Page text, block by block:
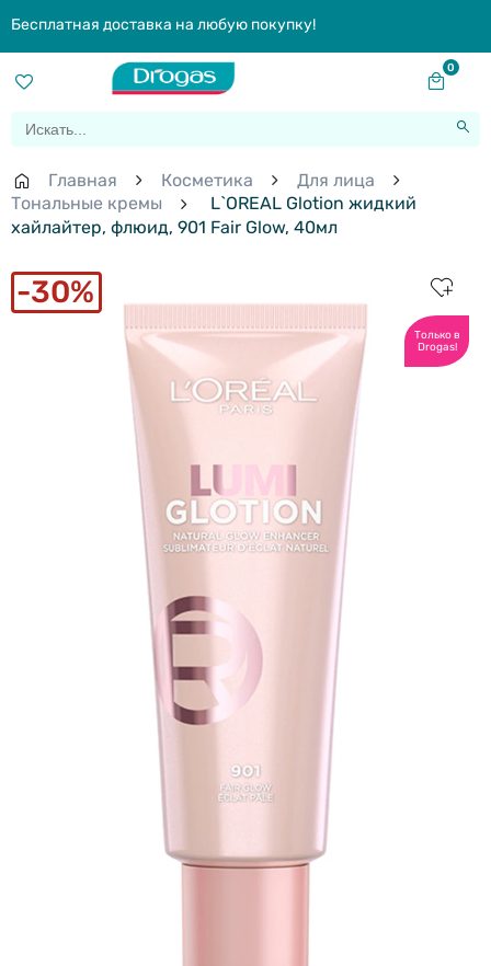
Бесплатная доставка на любую покупку!
0
Главная Косметика
Для лица
Тональные кремы
L`OREAL Glotion жидкий
хайлайтер, флюид, 901 Fair Glow, 40мл
30%
Только в
Drogas!